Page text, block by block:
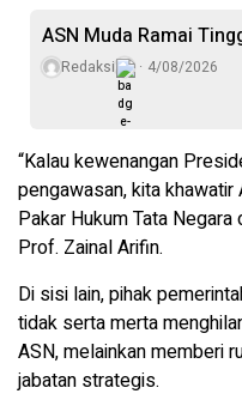
ASN Muda Ramai
Redaksi 4/08/2026
“Kalau kewenangan
pengawasan, kita khawatir
Pakar Hukum Tata
Prof. Zainal Arifin.
Di sisi lain, pihak
tidak serta merta
ASN, melainkan memberi
jabatan strategis.